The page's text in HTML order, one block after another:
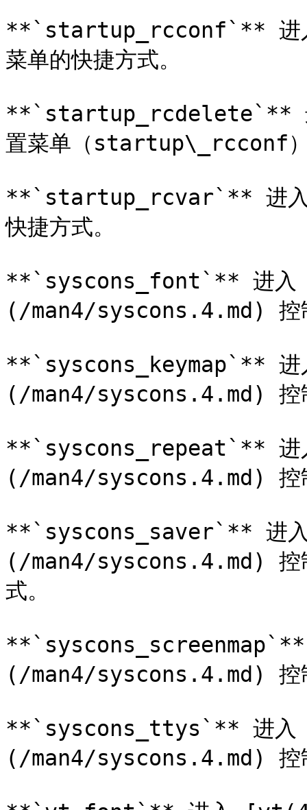
**`startup_rcconf`** 进
菜单的快捷方式。
**`startup_rcdelete`**
置菜单（startup\_rcconf）
**`startup_rcvar`** 进入
快捷方式。
**`syscons_font`** 进
(/man4/syscons.4.md) 控
**`syscons_keymap`**
(/man4/syscons.4.md) 控
**`syscons_repeat`**
(/man4/syscons.4.md) 控
**`syscons_saver`** 进
(/man4/syscons.4.md) 控
式。
(/man4/syscons.4.md) 控
**`syscons_ttys`** 进
(/man4/syscons.4.md) 控